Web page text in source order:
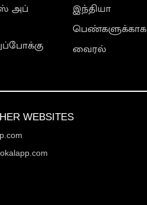
அப்
இந்தியா
பெண்களுக்காக
வைரல்
WEBSITES